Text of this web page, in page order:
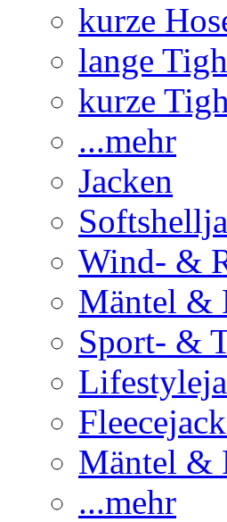
kurze
lange
kurze
...mehr
Jacken
Wind- &
Mäntel &
Sport- &
Mäntel &
...mehr